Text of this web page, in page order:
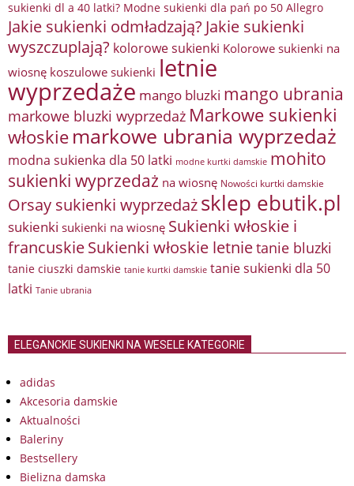
sukienki dl a 40 latki? Modne sukienki dla pań po 50 Allegro
Jakie sukienki odmładzają? Jakie sukienki
wyszczuplają? kolorowe sukienki Kolorowe sukienki na
wiosnę koszulowe sukienki letnie
wyprzedaże mango bluzki mango ubrania
markowe bluzki wyprzedaż Markowe sukienki
włoskie markowe ubrania wyprzedaż
modna sukienka dla 50 latki modne kurtki damskie mohito
sukienki wyprzedaż na wiosnę Nowości kurtki damskie
Orsay sukienki wyprzedażsklep ebutik.pl
sukienki sukienki na wiosnę Sukienki włoskie i
francuskieSukienki włoskie letnietanie bluzki
tanie ciuszki damskie tanie kurtki damskie tanie sukienki dla 50
latki Tanie ubrania
ELEGANCKIE SUKIENKI NA WESELE KATEGORIE
adidas
Akcesoria damskie
Aktualności
Baleriny
Bestsellery
Bielizna damska